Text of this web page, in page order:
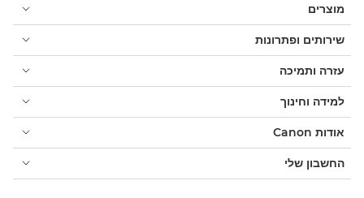
מוצרים
שירותים ופתרונות
עזרה ותמיכה
למידה וחינוך
אודות Canon
החשבון שלי